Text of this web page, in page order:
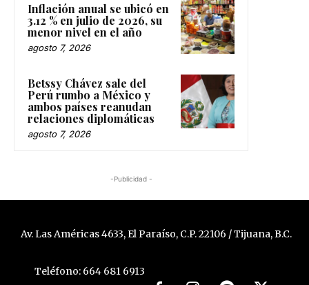
Inflación anual se ubicó en
3.12 % en julio de 2026, su
menor nivel en el año
agosto 7, 2026
Betssy Chávez sale del
Perú rumbo a México y
ambos países reanudan
relaciones diplomáticas
agosto 7, 2026
-Publicidad -
Av. Las Américas 4633, El Paraíso, C.P. 22106 / Tijuana, B.C.
Teléfono: 664 681 6913